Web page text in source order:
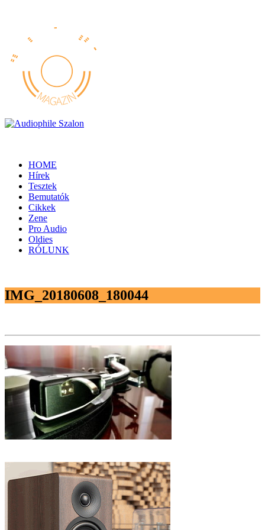
HOME
Hírek
Tesztek
Bemutatók
Cikkek
Zene
Pro Audio
Oldies
RÓLUNK
IMG_20180608_180044